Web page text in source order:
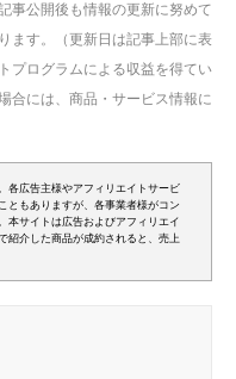
事公開後も情報の更新に努めて
ます。（更新日は記事上部に表
プログラムによる収益を得てい
合には、商品・サービス情報に
各広告主様やアフィリエイトサービ
ともありますが、各事業者様がコン
本サイトは広告およびアフィリエイ
紹介した商品が成約されると、売上